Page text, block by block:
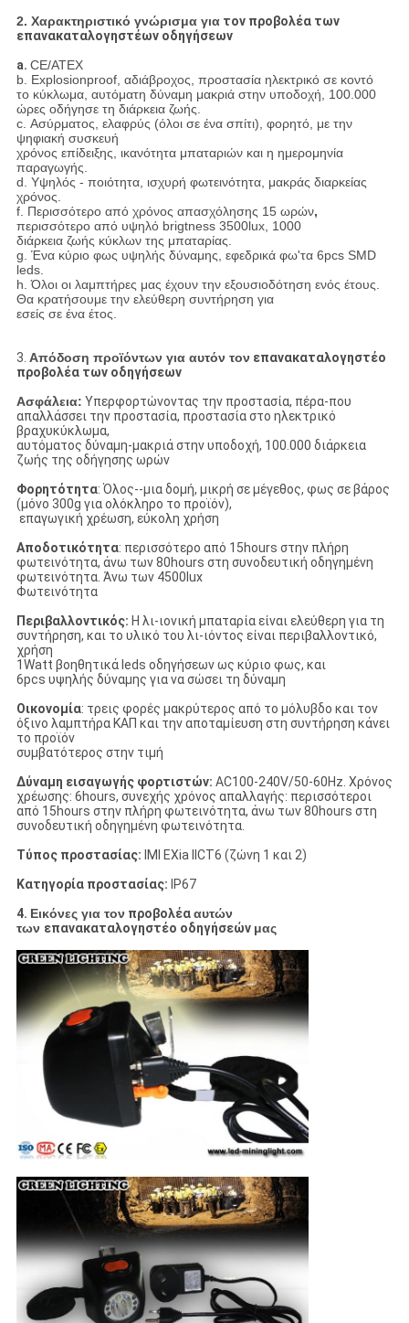
2. Χαρακτηριστικό γνώρισμα γιατον προβολέα των
επανακαταλογηστέων οδηγήσεων
a. CE/ATEX
b. Explosionproof, αδιάβροχος, προστασία ηλεκτρικό σε κοντό
το κύκλωμα, αυτόματη δύναμη μακριά στην υποδοχή, 100.000
ώρες οδήγησε τη διάρκεια ζωής.
c. Ασύρματος, ελαφρύς (όλοι σε ένα σπίτι), φορητό, με την
ψηφιακή συσκευή
χρόνος επίδειξης, ικανότητα μπαταριών και η ημερομηνία
παραγωγής.
d. Υψηλός - ποιότητα, ισχυρή φωτεινότητα, μακράς διαρκείας
χρόνος.
f. Περισσότερο από χρόνος απασχόλησης 15 ωρών,
περισσότερο από υψηλό brigtness 3500lux, 1000
διάρκεια ζωής κύκλων της μπαταρίας.
g. Ένα κύριο φως υψηλής δύναμης, εφεδρικά φω'τα 6pcs SMD
leds.
h. Όλοι οι λαμπτήρες μας έχουν την εξουσιοδότηση ενός έτους.
Θα κρατήσουμε την ελεύθερη συντήρηση για
εσείς σε ένα έτος.
3. Απόδοση προϊόντων για αυτόν τον επανακαταλογηστέο
προβολέα των οδηγήσεων
Ασφάλεια: Υπερφορτώνοντας την προστασία, πέρα-που
απαλλάσσει την προστασία, προστασία στο ηλεκτρικό
βραχυκύκλωμα,
αυτόματος δύναμη-μακριά στην υποδοχή, 100.000 διάρκεια
ζωής της οδήγησης ωρών
Φορητότητα: Όλος--μια δομή, μικρή σε μέγεθος, φως σε βάρος
(μόνο 300g για ολόκληρο το προϊόν),
επαγωγική χρέωση, εύκολη χρήση
Αποδοτικότητα: περισσότερο από 15hours στην πλήρη
φωτεινότητα, άνω των 80hours στη συνοδευτική οδηγημένη
φωτεινότητα. Άνω των 4500lux
Φωτεινότητα
Περιβαλλοντικός: Η λι-ιονική μπαταρία είναι ελεύθερη για τη
συντήρηση, και το υλικό του λι-ιόντος είναι περιβαλλοντικό,
χρήση
1Watt βοηθητικά leds οδηγήσεων ως κύριο φως, και
6pcs υψηλής δύναμης για να σώσει τη δύναμη
Οικονομία: τρεις φορές μακρύτερος από το μόλυβδο και τον
όξινο λαμπτήρα ΚΑΠ και την αποταμίευση στη συντήρηση κάνει
το προϊόν
συμβατότερος στην τιμή
Δύναμη εισαγωγής φορτιστών: AC100-240V/50-60Hz. Χρόνος
χρέωσης: 6hours, συνεχής χρόνος απαλλαγής: περισσότεροι
από 15hours στην πλήρη φωτεινότητα, άνω των 80hours στη
συνοδευτική οδηγημένη φωτεινότητα.
Τύπος προστασίας: IMI EXia IICT6 (ζώνη 1 και 2)
Κατηγορία προστασίας: IP67
4. Εικόνες για τον προβολέααυτών
των επανακαταλογηστέο οδηγήσεών μας